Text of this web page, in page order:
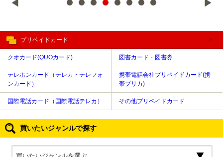
プリペイドカード
クオカード(QUOカード) 図書カード・図書券
テレホンカード（テレカ・テレフォ
ンカード）
携帯電話会社プリペイドカード(携
帯プリカ)
国際電話カード（国際電話テレカ） その他プリペイドカード
買いたいジャンルで探す